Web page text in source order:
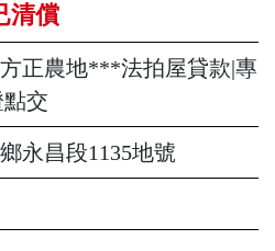
清償
正農地***法拍屋貸款|專
交
永昌段1135地號